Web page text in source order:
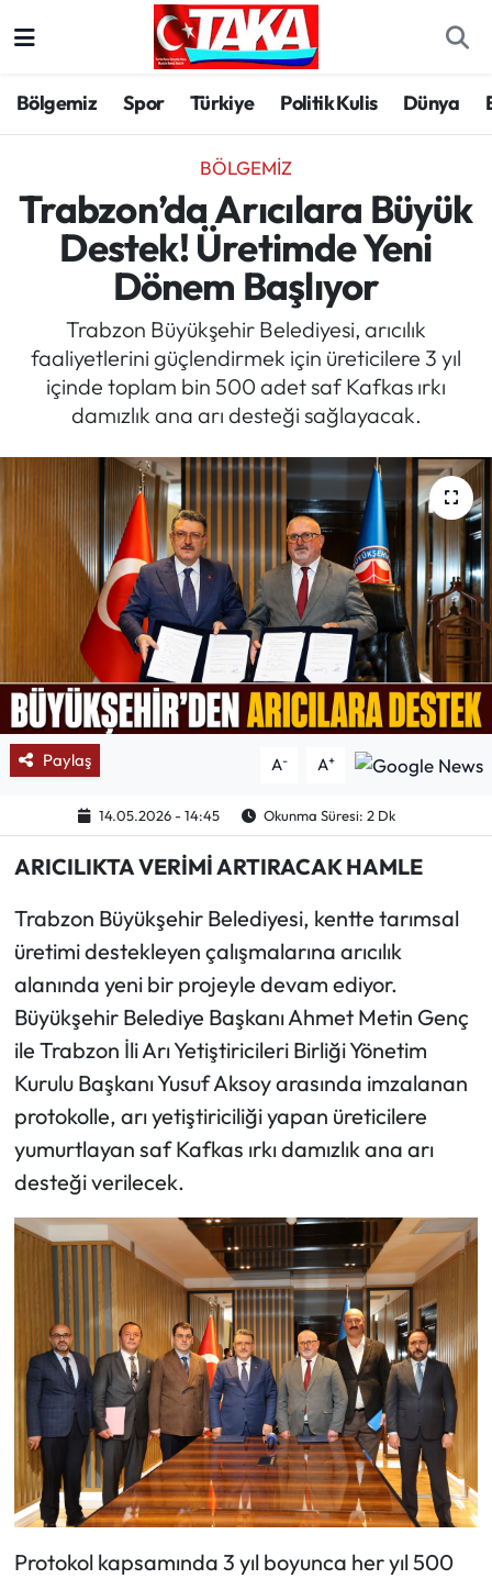
Bölgemiz Spor Türkiye Politik Kulis Dünya
BÖLGEMIZ
Trabzon’da Arıcılara Büyük
Destek! Üretimde Yeni
Dönem Başlıyor
Trabzon Büyükşehir Belediyesi, arıcılık
faaliyetlerini güçlendirmek için üreticilere 3 yıl
içinde toplam bin 500 adet saf Kafkas ırkı
damızlık ana arı desteği sağlayacak.
Paylaş A- A+
14.05.2026 - 14:45 Okunma Süresi: 2 Dk
ARICILIKTA VERİMİ ARTIRACAK HAMLE
Trabzon Büyükşehir Belediyesi, kentte tarımsal
üretimi destekleyen çalışmalarına arıcılık
alanında yeni bir projeyle devam ediyor.
Büyükşehir Belediye Başkanı Ahmet Metin Genç
ile Trabzon İli Arı Yetiştiricileri Birliği Yönetim
Kurulu Başkanı Yusuf Aksoy arasında imzalanan
protokolle, arı yetiştiriciliği yapan üreticilere
yumurtlayan saf Kafkas ırkı damızlık ana arı
desteği verilecek.
Protokol kapsamında 3 yıl boyunca her yıl 500
Spor
Türkiye
Kültür/Sanat
Politika
Politik Kulis
Dünya
Magazin
Mektup Galeri
Röportaj
Manşet
Köşe Yazıları
Karikatür Galeri
BIK
ASTROLOJİ
Spor Yazıları
Mektup Galeri
Ekonomi
Sağlık
Turizm
Trabzon Hava Durumu
Trabzon Trafik Yoğunluk Haritası
Süper Lig Puan Durumu ve Fikstür
Tüm Manşetler
Son Dakika Haberleri
Haber Arşivi